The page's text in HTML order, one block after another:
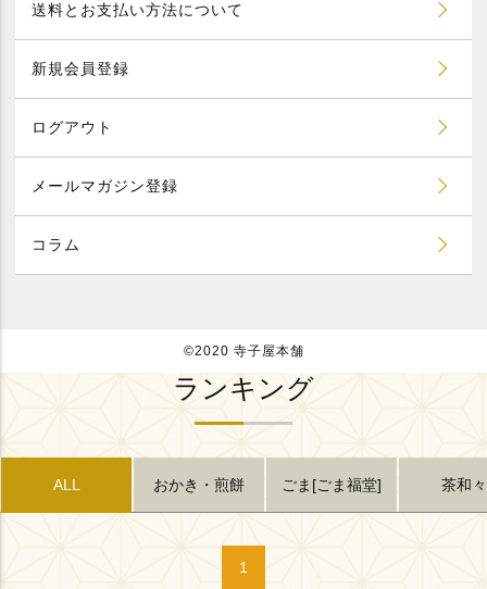
送料とお支払い方法について
新規会員登録
ログアウト
メールマガジン登録
コラム
©2020 寺子屋本舗
ランキング
ALL おかき・煎餅 ごま[ごま福堂] 茶和々